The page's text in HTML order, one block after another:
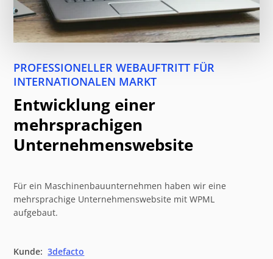
PROFESSIONELLER WEBAUFTRITT FÜR
INTERNATIONALEN MARKT
Entwicklung einer
mehrsprachigen
Unternehmenswebsite
Für ein Maschinenbauunternehmen haben wir eine
mehrsprachige Unternehmenswebsite mit WPML
aufgebaut.
Kunde: 3defacto